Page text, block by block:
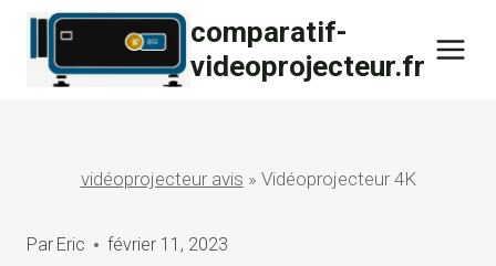
Skip
content
comparatif-
videoprojecteur.fr
vidéoprojecteur avis » Vidéoprojecteur 4K
Par Eric février 11, 2023